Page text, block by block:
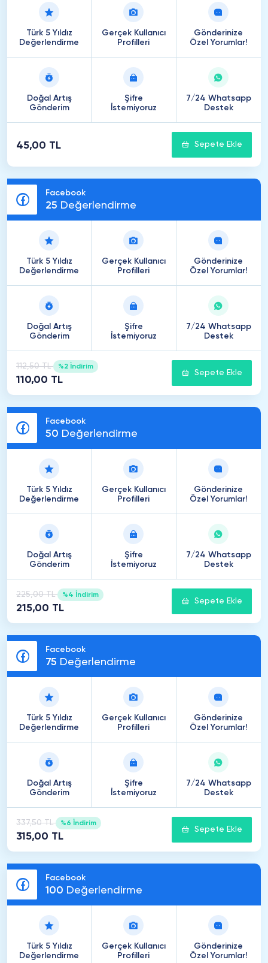
Türk 5 Yıldız
Değerlendirme
Gerçek Kullanıcı
Profilleri
Gönderinize
Özel Yorumlar!
Doğal Artış
Gönderim
Şifre
İstemiyoruz
7/24 Whatsapp
Destek
45,00 TL Sepete Ekle
Facebook
25 Değerlendirme
Türk 5 Yıldız
Değerlendirme
Gerçek Kullanıcı
Profilleri
Gönderinize
Özel Yorumlar!
Doğal Artış
Gönderim
Şifre
İstemiyoruz
7/24 Whatsapp
Destek
112,50 TL %2 İndirim
110,00 TL
Sepete Ekle
Facebook
50 Değerlendirme
Türk 5 Yıldız
Değerlendirme
Gerçek Kullanıcı
Profilleri
Gönderinize
Özel Yorumlar!
Doğal Artış
Gönderim
Şifre
İstemiyoruz
7/24 Whatsapp
Destek
225,00 TL %4 İndirim
215,00 TL
Sepete Ekle
Facebook
75 Değerlendirme
Türk 5 Yıldız
Değerlendirme
Gerçek Kullanıcı
Profilleri
Gönderinize
Özel Yorumlar!
Doğal Artış
Gönderim
Şifre
İstemiyoruz
7/24 Whatsapp
Destek
337,50 TL %6 İndirim
315,00 TL
Sepete Ekle
Facebook
100 Değerlendirme
Türk 5 Yıldız
Değerlendirme
Gerçek Kullanıcı
Profilleri
Gönderinize
Özel Yorumlar!